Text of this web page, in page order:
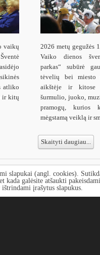
vaikų
atliko
ir kitų
2026 metų gegužės
Vaiko dienos
parkas“ subūrė
tėvelių bei miesto
aikštėje ir kitose
šurmulio, juoko,
pramogų, kurios
mėgstamą veiklą ir
Skaityti daugiau...
2 3 4 5 6 7
slapukai (angl. cookies).
galėsite atšaukti
įrašytus slapukus.